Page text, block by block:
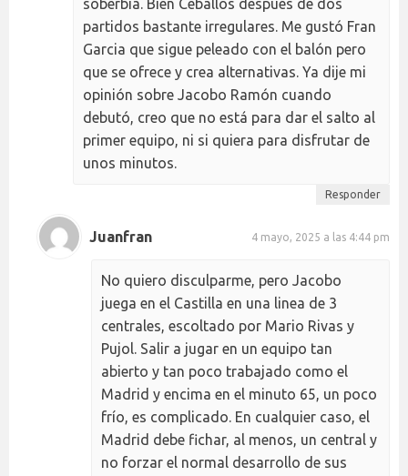
soberbia. Bien Ceballos después de dos
partidos bastante irregulares. Me gustó Fran
Garcia que sigue peleado con el balón pero
que se ofrece y crea alternativas. Ya dije mi
opinión sobre Jacobo Ramón cuando
debutó, creo que no está para dar el salto al
primer equipo, ni si quiera para disfrutar de
unos minutos.
Responder
Juanfran 4 mayo, 2025 a las 4:44 pm
No quiero disculparme, pero Jacobo
juega en el Castilla en una linea de 3
centrales, escoltado por Mario Rivas y
Pujol. Salir a jugar en un equipo tan
abierto y tan poco trabajado como el
Madrid y encima en el minuto 65, un poco
frío, es complicado. En cualquier caso, el
Madrid debe fichar, al menos, un central y
no forzar el normal desarrollo de sus